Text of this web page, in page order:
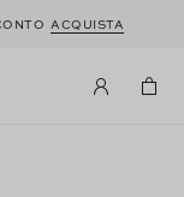
ACQUISTA